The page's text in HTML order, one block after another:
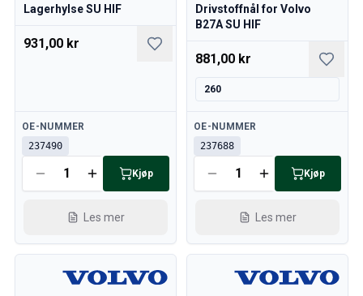
Lagerhylse SU HIF
931,00 kr
Tilgjengelig
OE-NUMMER
237490
Kjøp
Les mer
Drivstoffnål for Volvo
B27A SU HIF
881,00 kr
260
Tilgjengelig
OE-NUMMER
237688
Kjøp
Les mer